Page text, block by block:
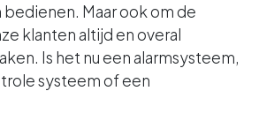
Maar ook om de
klanten altijd en overal
Is het nu een alarmsysteem,
systeem of een